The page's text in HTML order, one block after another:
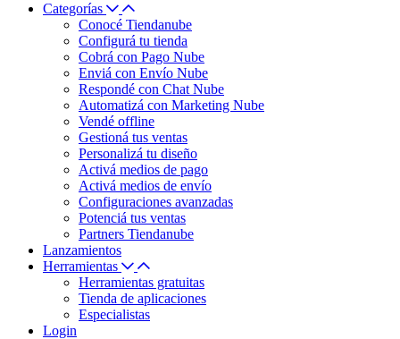
Categorías
Conocé Tiendanube
Configurá tu tienda
Cobrá con Pago Nube
Enviá con Envío Nube
Respondé con Chat Nube
Automatizá con Marketing Nube
Vendé offline
Gestioná tus ventas
Personalizá tu diseño
Activá medios de pago
Activá medios de envío
Configuraciones avanzadas
Potenciá tus ventas
Partners Tiendanube
Lanzamientos
Herramientas
Herramientas gratuitas
Tienda de aplicaciones
Especialistas
Login